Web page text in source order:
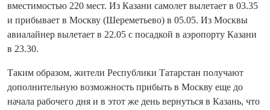
вместимостью 220 мест. Из Казани самолет вылетает в 03.35
и прибывает в Москву (Шереметьево) в 05.05. Из Москвы
авиалайнер вылетает в 22.05 с посадкой в аэропорту Казани
в 23.30.
Таким образом, жители Республики Татарстан получают
дополнительную возможность прибыть в Москву еще до
начала рабочего дня и в этот же день вернуться в Казань, что